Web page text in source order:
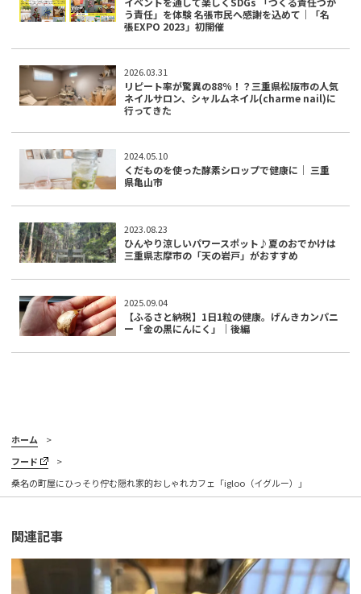
う責任」を体験 名張市民へ感謝を込めて｜「名
張EXPO 2023」初開催
2026.03.31
リピート率が驚異の88％！？三重県松阪市の人気
ネイルサロン、シャルムネイル(charme nail)に
行ってきた
2024.05.10
くだものを使った酵素シロップで健康に｜ 三重
県亀山市
2023.08.23
ひんやり涼しいパワースポット♪夏のおでかけは
三重県志摩市の「天の岩戸」がおすすめ
2025.09.04
【ふるさと納税】1日1粒の健康。げんきカンパニ
ー「金の黒にんにく」｜後編
ホーム
フード
桑名の町屋にひっそり佇む隠れ家的おしゃれカフェ「igloo（イグルー）」
関連記事